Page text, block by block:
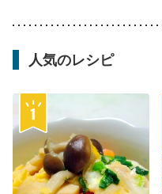
人気のレシピ